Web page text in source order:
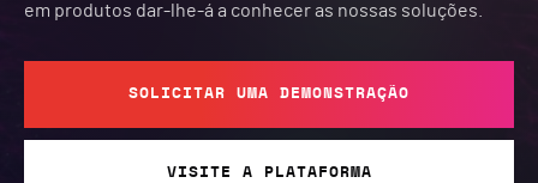
em produtos dar-lhe-á a conhecer as nossas soluções.
SOLICITAR UMA DEMONSTRAÇÃO
VISITE A PLATAFORMA